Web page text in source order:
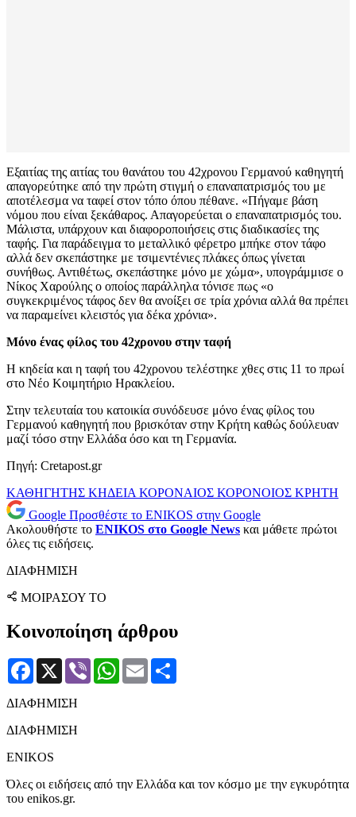
Εξαιτίας της αιτίας του θανάτου του 42χρονου Γερμανού καθηγητή
απαγορεύτηκε από την πρώτη στιγμή ο επαναπατρισμός του με
αποτέλεσμα να ταφεί στον τόπο όπου πέθανε. «Πήγαμε βάση
νόμου που είναι ξεκάθαρος. Απαγορεύεται ο επαναπατρισμός του.
Μάλιστα, υπάρχουν και διαφοροποιήσεις στις διαδικασίες της
ταφής. Για παράδειγμα το μεταλλικό φέρετρο μπήκε στον τάφο
αλλά δεν σκεπάστηκε με τσιμεντένιες πλάκες όπως γίνεται
συνήθως. Αντιθέτως, σκεπάστηκε μόνο με χώμα», υπογράμμισε ο
Νίκος Χαρούλης ο οποίος παράλληλα τόνισε πως «ο
συγκεκριμένος τάφος δεν θα ανοίξει σε τρία χρόνια αλλά θα πρέπει
να παραμείνει κλειστός για δέκα χρόνια».
Μόνο ένας φίλος του 42χρονου στην ταφή
Η κηδεία και η ταφή του 42χρονου τελέστηκε χθες στις 11 το πρωί
στο Νέο Κοιμητήριο Ηρακλείου.
Στην τελευταία του κατοικία συνόδευσε μόνο ένας φίλος του
Γερμανού καθηγητή που βρισκόταν στην Κρήτη καθώς δούλευαν
μαζί τόσο στην Ελλάδα όσο και τη Γερμανία.
Πηγή: Cretapost.gr
ΚΑΘΗΓΗΤΗΣ ΚΗΔΕΙΑ ΚΟΡΟΝΑΙΟΣ ΚΟΡΟΝΟΙΟΣ ΚΡΗΤΗ
Google Προσθέστε το ENIKOS στην Google
Ακολουθήστε το ENIKOS στο Google News και μάθετε πρώτοι
όλες τις ειδήσεις.
ΔΙΑΦΗΜΙΣΗ
ΜΟΙΡΑΣΟΥ ΤΟ
Κοινοποίηση άρθρου
Facebook
X Viber WhatsApp
Email
ΔΙΑΦΗΜΙΣΗ
ΔΙΑΦΗΜΙΣΗ
ENIKOS
Όλες οι ειδήσεις από την Ελλάδα και τον κόσμο με την εγκυρότητα
του enikos.gr.